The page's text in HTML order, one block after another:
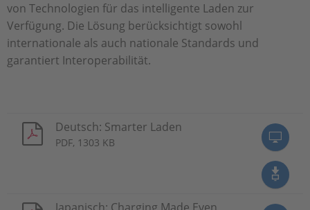
von Technologien für das intelligente Laden zur
Verfügung. Die Lösung berücksichtigt sowohl
internationale als auch nationale Standards und
garantiert Interoperabilität.
Deutsch: Smarter Laden
PDF, 1303 KB